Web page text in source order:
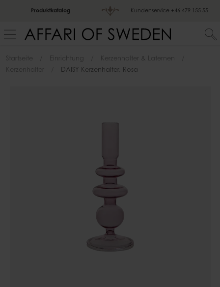
Produktkatalog Kundenservice +46 479 155 55
Startseite Einrichtung
Kerzenhalter & Laternen
Kerzenhalter
DAISY Kerzenhalter, Rosa